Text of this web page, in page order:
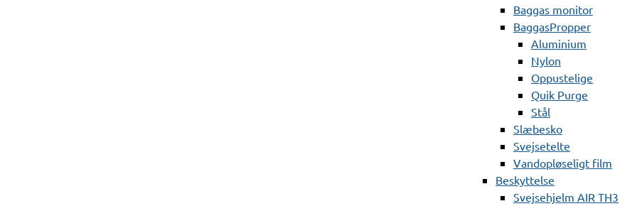
Baggas monitor
BaggasPropper
Aluminium
Nylon
Oppustelige
Quik Purge
Stål
Slæbesko
Svejsetelte
Vandopløseligt film
Beskyttelse
Svejsehjelm AIR TH3